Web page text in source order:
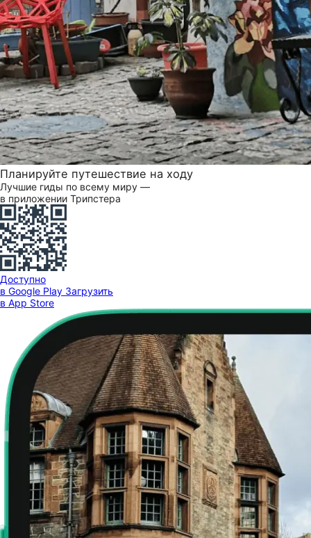
Планируйте путешествие на ходу
Лучшие гиды по всему миру —
в приложении Трипстера
Доступно
в Google Play Загрузить
в App Store